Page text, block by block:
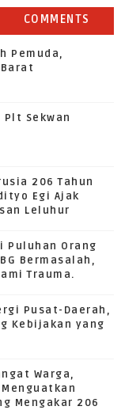
COMMENTS
Pemuda,
Plt Sekwan
206 Tahun
Egi Ajak
Leluhur
Puluhan Orang
Bermasalah,
Trauma.
Pusat-Daerah,
Kebijakan yang
Warga,
Mengakar 206